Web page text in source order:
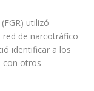
utilizó
red de narcotráfico
identificar a los
con otros